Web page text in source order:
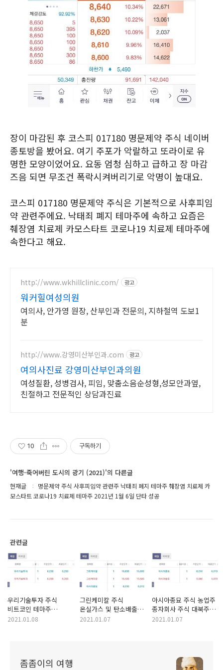
장이 마감된 후 코스피 017180 명문제약 주식 네이버
종토방을 봤어요. 여기 주포가 악랄하고 또라이로 유
명한 모양이었어요. 요동 엄청 심하고 급하고 장 마감
즈음 되면 무조건 폭락시켜버리기로 악명이 높대요.
코스피 017180 명문제약 주식은 기본적으로 사후피임
약 관련주에요. 낙태죄 폐지 테마주에 속하고 요즘은
췌장염 치료제 카모스타트 코로나19 치료제 테마주에
속한다고 해요.
http://www.wkhillclinic.com/ 광고
워커힐여성의원
여의사, 안가영 원장, 산부인과 전문의, 지하철역 도보1
분
http://www.강영미산부인과.com 광고
여의사진료 강영미산부인과의원
여성질환, 성병검사, 피임, 맞춤소음순성형,성모안과옆,
친절하고 전문적인 상담과진료
10 구독하기
'여행-죽어버린 도시의 광기 (2021)'의 다른글
현재글
명문제약 주식 사후피임약 관련주 낙태죄 폐지 테마주 췌장염 치료제 카
모스타트 코로나19 치료제 테마주 2021년 1월 6일 단타 성공
관련글
우리기술투자 주식
비트코인 테마주
암호화폐 테마주 두나무
2021.01.08
그린케미칼 주식
온실가스 및 탄소배출권
테마주 친환경 관련주
2021.01.07
아시아종묘 주식 농업주
종자회사 주식 대북주
대북지원 테마주 지구촌
2021.01.07
좀좀이의 여행